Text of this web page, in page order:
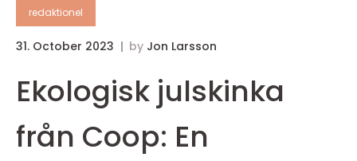
redaktionel
31. October 2023 by Jon Larsson
Ekologisk julskinka
från Coop: En